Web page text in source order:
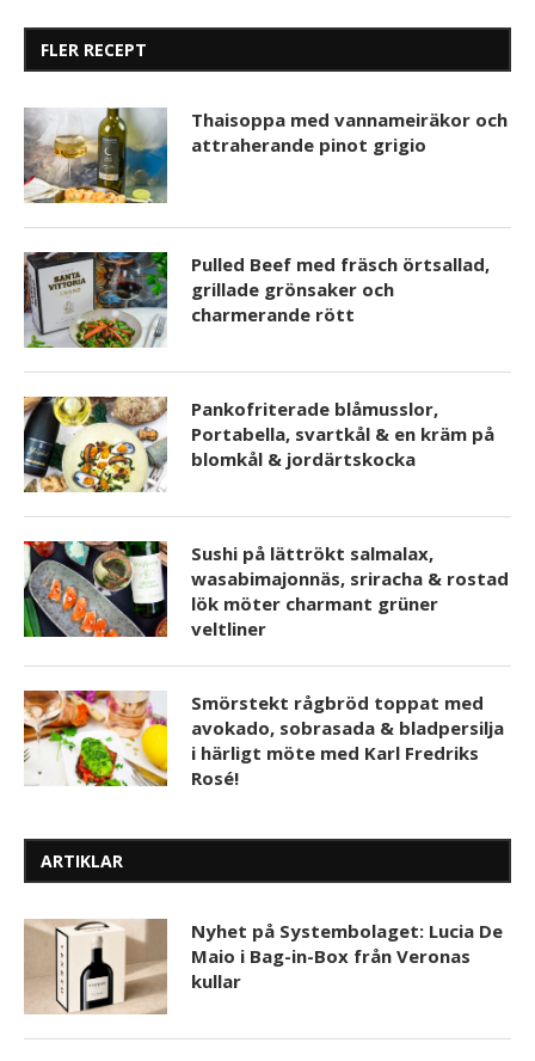
FLER RECEPT
Thaisoppa med vannameiräkor och
attraherande pinot grigio
Pulled Beef med fräsch örtsallad,
grillade grönsaker och
charmerande rött
Pankofriterade blåmusslor,
Portabella, svartkål & en kräm på
blomkål & jordärtskocka
Sushi på lättrökt salmalax,
wasabimajonnäs, sriracha & rostad
lök möter charmant grüner
veltliner
Smörstekt rågbröd toppat med
avokado, sobrasada & bladpersilja
i härligt möte med Karl Fredriks
Rosé!
ARTIKLAR
Nyhet på Systembolaget: Lucia De
Maio i Bag-in-Box från Veronas
kullar